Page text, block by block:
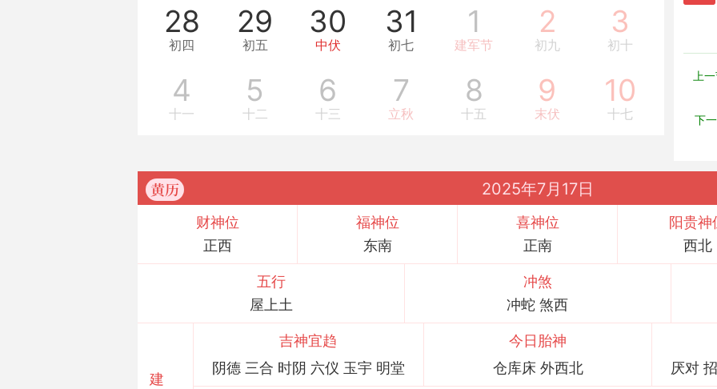
28
初四
29
初五
30
中伏
31
初七
1
建军节
2
初九
3
初十
4
十一
5
十二
6
十三
7
立秋
8
十五
9
末伏
10
十七
上
下
2025年7月17日
黄历
财神位
正西
福神位
东南
喜神位
正南
阳贵神
西北
五行
屋上土
冲煞
冲蛇 煞西
建
吉神宜趋
阴德 三合 时阴 六仪 玉宇 明堂
今日胎神
仓库床 外西北
厌对